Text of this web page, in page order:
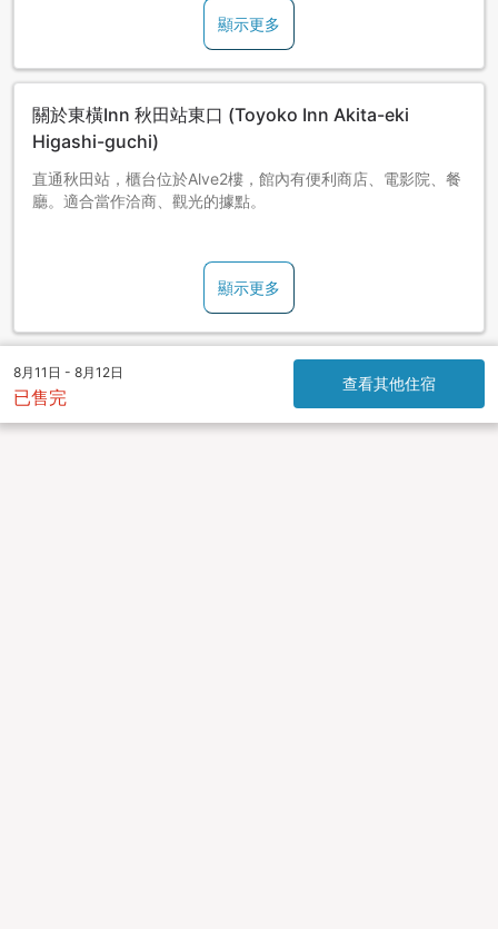
顯示更多
關於東橫Inn 秋田站東口 (Toyoko Inn Akita-eki
Higashi-guchi)
直通秋田站，櫃台位於Alve2樓，館內有便利商店、電影院、餐
廳。適合當作洽商、觀光的據點。
如下：1張床僅可免費1名實歲12歲以下兒童。[例]單人房和雙人
大床房(雙人房)：僅可對應1名不佔床兒童。 雙人雙床房：最多
可對應2名不佔床兒童。 ※上述房型大人入住人數未達定員數
時，兒童必須以大人收費標準計價，恕不可預約不佔床。 [例]
預約雙人雙床房(定員2名)但僅1名大人入住時，此時同行的第1
位兒童必須支付大人費用(無法免費)。第2位兒童才可免費。
顯示更多
8月11日 - 8月12日
已售完
查看其他住宿